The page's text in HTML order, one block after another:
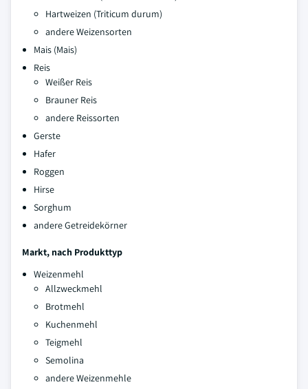
Hartweizen (Triticum durum)
andere Weizensorten
Mais (Mais)
Reis
Weißer Reis
Brauner Reis
andere Reissorten
Gerste
Hafer
Roggen
Hirse
Sorghum
andere Getreidekörner
Markt, nach Produkttyp
Weizenmehl
Allzweckmehl
Brotmehl
Kuchenmehl
Teigmehl
Semolina
andere Weizenmehle